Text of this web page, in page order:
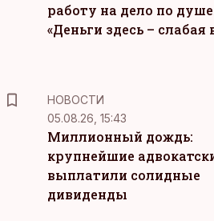
работу на дело по
«Деньги здесь – слабая
НОВОСТИ
05.08.26, 15:43
Миллионный дождь:
крупнейшие
выплатили солидные
дивиденды